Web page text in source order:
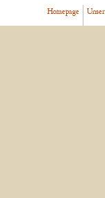
Homepage